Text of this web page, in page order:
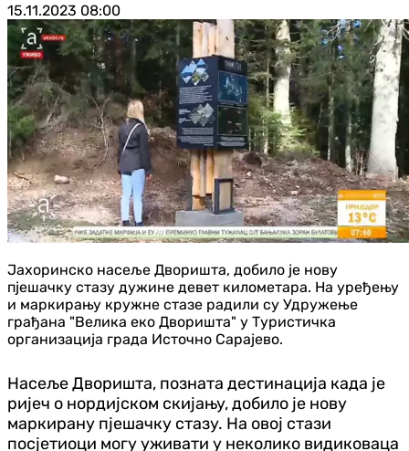
15.11.2023 08:00
Јахоринско насеље Дворишта, добило је нову
пјешачку стазу дужине девет километара. На уређењу
и маркирању кружне стазе радили су Удружење
грађана "Велика еко Дворишта" у Туристичка
организација града Источно Сарајево.
Насеље Дворишта, позната дестинација када је
ријеч о нордијском скијању, добило је нову
маркирану пјешачку стазу. На овој стази
посјетиоци могу уживати у неколико видиковаца